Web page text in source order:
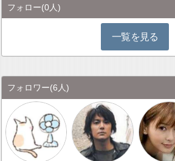
フォロー(0人)
一覧を見る
フォロワー(6人)